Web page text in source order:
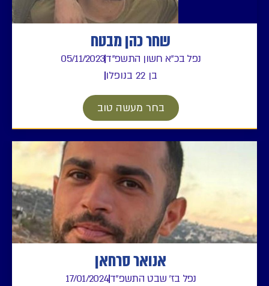
שחר כהן מבטח
נפל בכ"א חשון התשפ"ד05/11/2023
בן 22 בנופלו
בחר מעשה טוב
אנואר סרחאן
נפל בז' שבט התשפ"ד17/01/2024